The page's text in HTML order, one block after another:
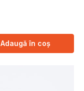
Adaugă în coș